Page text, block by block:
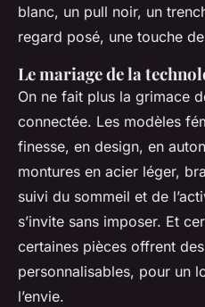
blanc, un pull noir, un
regard posé, une touche
Le mariage de la
On ne fait plus la grimace
connectée. Les modèles
finesse, en design, en
montures en acier léger,
suivi du sommeil et de
s’invite sans imposer. Et
certaines pièces offrent
personnalisables, pour un
l’envie.